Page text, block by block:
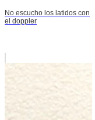
No escucho los latidos con
el doppler